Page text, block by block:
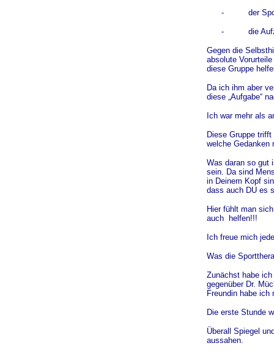
- der
- die
Gegen die
absolute
diese Gruppe
Da ich ihm aber
diese „Aufgabe“
Ich war mehr als
Diese Gruppe
welche Gedanken
Was daran so gut
sein. Da sind
in Deinem Kopf
dass auch DU es
Hier fühlt man
auch helfen!!!
Ich freue mich
Was die
Zunächst habe
gegenüber Dr.
Freundin habe ich
Die erste Stunde
Überall Spiegel
aussahen.